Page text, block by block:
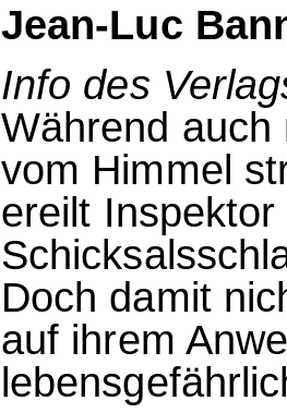
Jean-Luc
Info des
Während
vom Himmel
ereilt
Doch damit
auf ihrem